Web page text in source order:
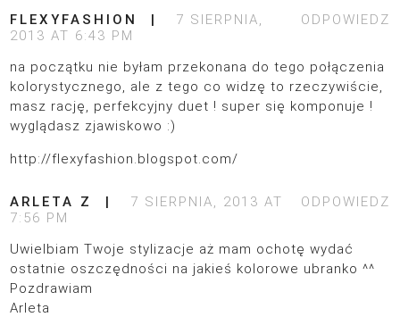
ODPOWIEDZ
FLEXYFASHION
7 SIERPNIA,
2013 AT 6:43 PM
na początku nie byłam przekonana do tego połączenia
kolorystycznego, ale z tego co widzę to rzeczywiście,
masz rację, perfekcyjny duet ! super się komponuje !
wyglądasz zjawiskowo :)
http://flexyfashion.blogspot.com/
ODPOWIEDZ
ARLETA Z
7 SIERPNIA, 2013 AT
7:56 PM
Uwielbiam Twoje stylizacje aż mam ochotę wydać
ostatnie oszczędności na jakieś kolorowe ubranko ^^
Pozdrawiam
Arleta